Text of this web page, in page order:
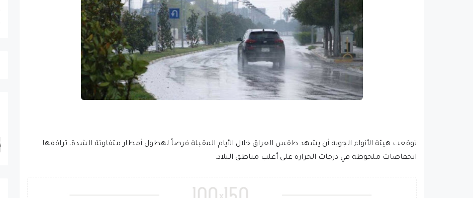
توقعت هيئة الأنواء الجوية أن يشهد طقس العراق خلال الأيام المقبلة فرصاً لهطول أمطار متفاوتة الشدة، ترافقها
انخفاضات ملحوظة في درجات الحرارة على أغلب مناطق البلاد.